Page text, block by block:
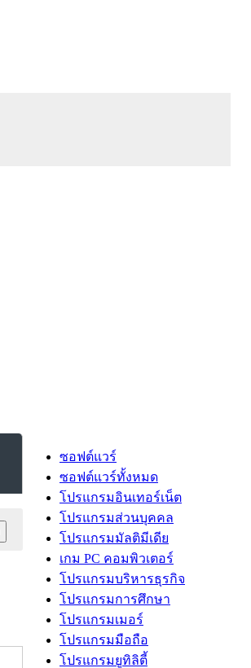
ซอฟต์แวร์
ซอฟต์แวร์ทั้งหมด
โปรแกรมอินเทอร์เน็ต
โปรแกรมส่วนบุคคล
โปรแกรมมัลติมีเดีย
เกม PC คอมพิวเตอร์
โปรแกรมบริหารธุรกิจ
โปรแกรมการศึกษา
โปรแกรมเมอร์
โปรแกรมมือถือ
โปรแกรมยูทิลิตี้